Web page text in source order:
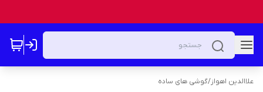
علاالدین اهواز/گوشی های ساده